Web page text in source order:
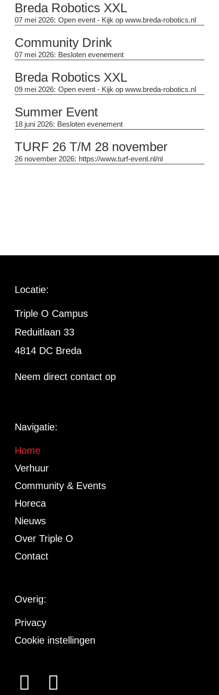
Breda Robotics XXL
07 mei 2026: Open event - Kijk op www.breda-robotics.nl
Community Drink
07 mei 2026: Besloten evenement
Breda Robotics XXL
09 mei 2026: Open event - Kijk op www.breda-robotics.nl
Summer Event
18 juni 2026: Besloten evenement
TURF 26 T/M 28 november
26 november 2026: https://www.turf-event.nl/nl
Locatie:
Triple O Campus
Reduitlaan 33
4814 DC Breda
Neem direct contact op
Navigatie:
Home
Verhuur
Community & Events
Horeca
Nieuws
Over Triple O
Contact
Overig:
Privacy
Cookie instellingen